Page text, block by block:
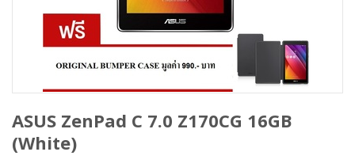
ASUS ZenPad C 7.0 Z170CG 16GB
(White)